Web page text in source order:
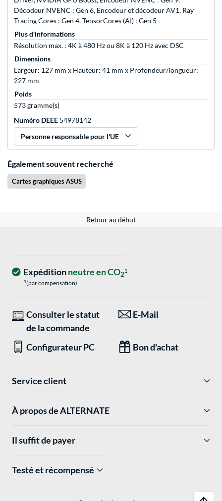
Décodeur NVENC : Gen 6, Encodeur et décodeur AV1, Ray
Tracing Cores : Gen 4, TensorCores (AI) : Gen 5
Plus d'informations
Résolution max. : 4K à 480 Hz ou 8K à 120 Hz avec DSC
Dimensions
Largeur: 127 mm x Hauteur: 41 mm x Profondeur/longueur:
227 mm
Poids
573 gramme(s)
Numéro DEEE 54978142
Personne responsable pour l'UE
Également souvent recherché
Cartes graphiques ASUS
Retour au début
Expéditionneutre en CO21
1(par compensation)
Consulter le statut
de la commande
E-Mail
Configurateur PC Bon d'achat
Service client
À propos de ALTERNATE
Il suffit de payer
Testé et récompensé